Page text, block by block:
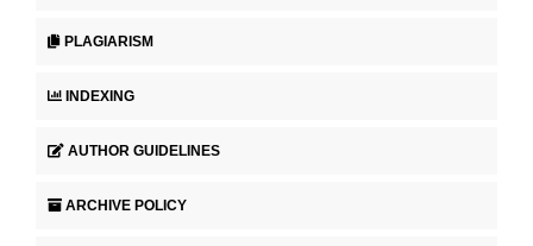
PLAGIARISM
INDEXING
AUTHOR GUIDELINES
ARCHIVE POLICY